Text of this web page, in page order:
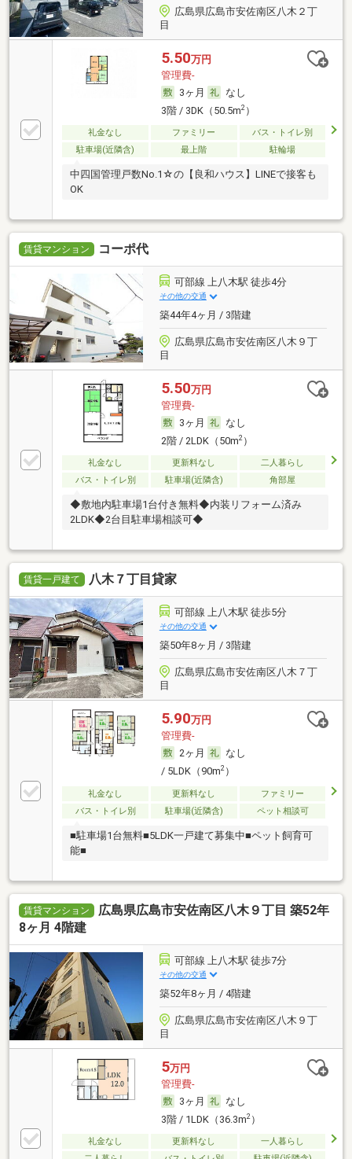
広島県広島市安佐南区八木２丁
目
5.50万円
管理費-
3ヶ月
なし
3階 / 3DK（50.5m2）
礼金なし ファミリー
バス・トイレ別
駐車場(近隣含)
最上階 駐輪場
中四国管理戸数No.1☆の【良和ハウス】LINEで接客も
OK
賃貸マンション コーポ代
可部線 上八木駅 徒歩4分
その他の交通
築44年4ヶ月 / 3階建
広島県広島市安佐南区八木９丁
目
5.50万円
管理費-
3ヶ月
なし
2階 / 2LDK（50m2）
礼金なし 更新料なし
二人暮らし
バス・トイレ別
駐車場(近隣含) 角部屋
◆敷地内駐車場1台付き無料◆内装リフォーム済み
2LDK◆2台目駐車場相談可◆
賃貸一戸建て 八木７丁目貸家
可部線 上八木駅 徒歩5分
その他の交通
築50年8ヶ月 / 3階建
広島県広島市安佐南区八木７丁
目
5.90万円
管理費-
2ヶ月
なし
/ 5LDK（90m2）
礼金なし 更新料なし
ファミリー
バス・トイレ別
駐車場(近隣含) ペット相談可
■駐車場1台無料■5LDK一戸建て募集中■ペット飼育可
能■
賃貸マンション
広島県広島市安佐南区八木９丁目 築52年
8ヶ月 4階建
可部線 上八木駅 徒歩7分
その他の交通
築52年8ヶ月 / 4階建
広島県広島市安佐南区八木９丁
目
5万円
管理費-
3ヶ月
なし
3階 / 1LDK（36.3m2）
礼金なし 更新料なし
一人暮らし